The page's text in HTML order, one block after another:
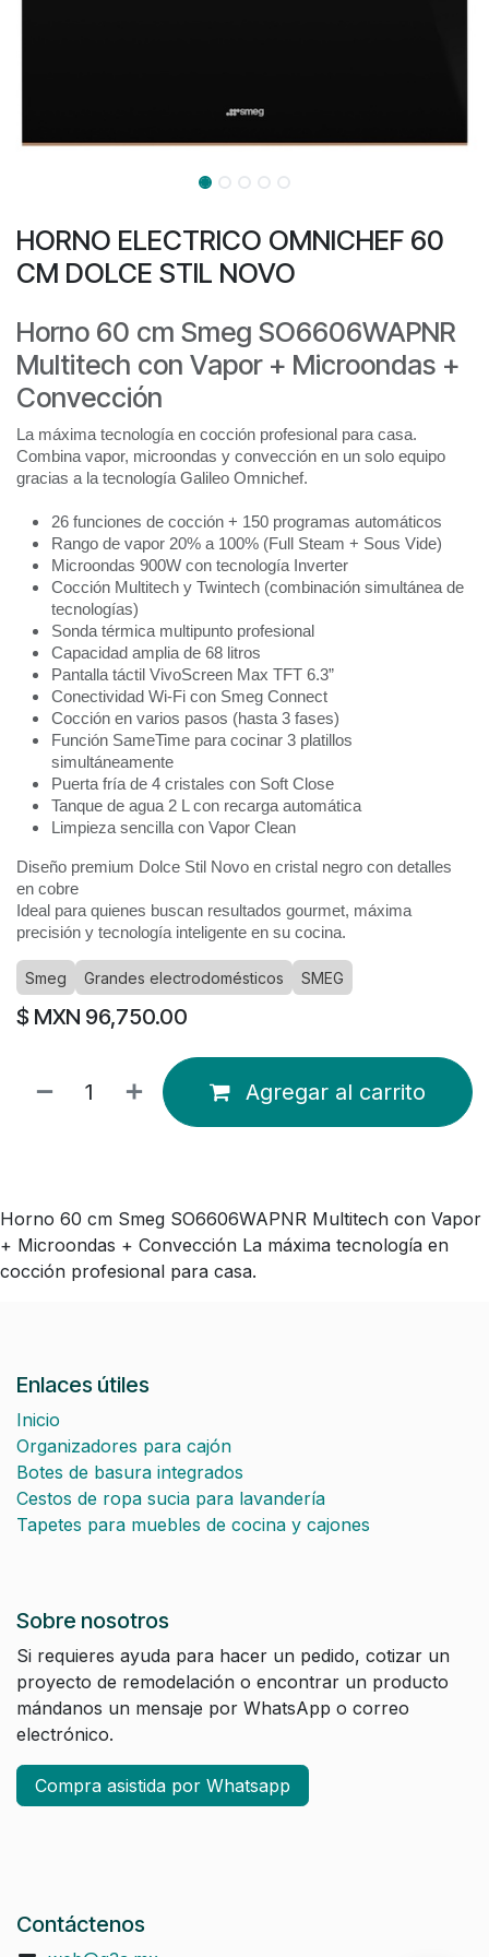
HORNO ELECTRICO OMNICHEF 60
CM DOLCE STIL NOVO
Horno 60 cm Smeg SO6606WAPNR
Multitech con Vapor + Microondas +
Convección
La máxima tecnología en cocción profesional para casa.
Combina vapor, microondas y convección en un solo equipo
gracias a la tecnología Galileo Omnichef.
26 funciones de cocción + 150 programas automáticos
Rango de vapor 20% a 100% (Full Steam + Sous Vide)
Microondas 900W con tecnología Inverter
Cocción Multitech y Twintech (combinación simultánea de
tecnologías)
Sonda térmica multipunto profesional
Capacidad amplia de 68 litros
Pantalla táctil VivoScreen Max TFT 6.3”
Conectividad Wi-Fi con Smeg Connect
Cocción en varios pasos (hasta 3 fases)
Función SameTime para cocinar 3 platillos
simultáneamente
Puerta fría de 4 cristales con Soft Close
Tanque de agua 2 L con recarga automática
Limpieza sencilla con Vapor Clean
Diseño premium Dolce Stil Novo en cristal negro con detalles
en cobre
Ideal para quienes buscan resultados gourmet, máxima
precisión y tecnología inteligente en su cocina.
Smeg Grandes electrodomésticos SMEG
$ MXN 96,750.00
Agregar al carrito
Horno 60 cm Smeg SO6606WAPNR Multitech con Vapor
+ Microondas + Convección La máxima tecnología en
cocción profesional para casa.
Enlaces útiles
Inicio
Organizadores para cajón
Botes de basura integrados
Cestos de ropa sucia para lavandería
Tapetes para muebles de cocina y cajones
Sobre nosotros
Si requieres ayuda para hacer un pedido, cotizar un
proyecto de remodelación o encontrar un producto
mándanos un mensaje por WhatsApp o correo
electrónico.
Compra asistida por Whatsapp
Contáctenos